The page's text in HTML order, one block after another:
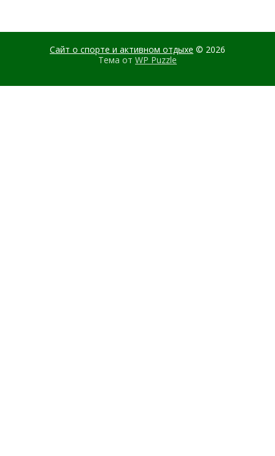
Сайт о спорте и активном отдыхе © 2026
Тема от WP Puzzle